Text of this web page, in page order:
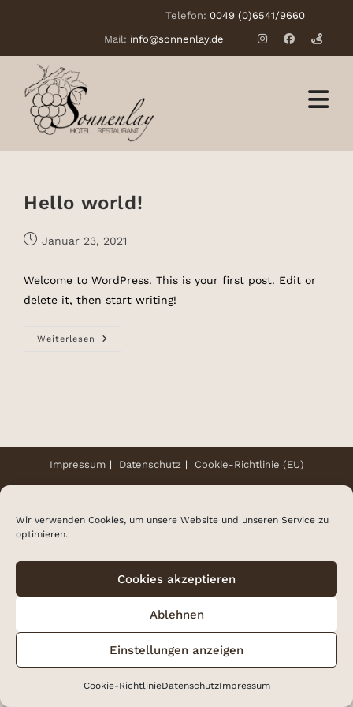
Wir verwenden Cookies, um unsere Website und unseren Service zu
optimieren.
Cookies akzeptieren
Ablehnen
Einstellungen anzeigen
Coo­kie-Richt­li­nieDaten­schutzImpres­sum
Telefon:0049 (0)6541/9660
Mail: info@sonnenlay.de
Inhalt
springen
Inhalt
springen
Hel­lo world!
BeitragJanuar 23, 2021
Welcome to WordPress. This is your first post. Edit or
delete it, then start writing!
Weiterlesen
Hel­
Impres­sum Daten­schutz Coo­kie-Rich­t­­li­­nie (EU)